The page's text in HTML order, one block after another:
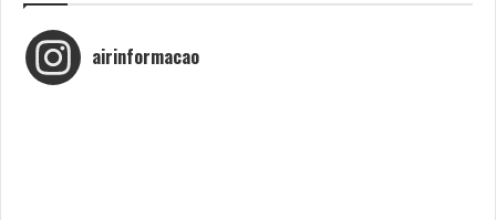
airinformacao